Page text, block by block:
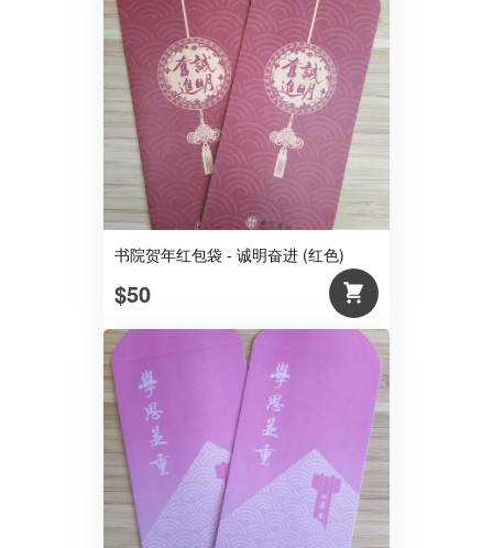
书院贺年红包袋 - 诚明奋进 (红色)
$50